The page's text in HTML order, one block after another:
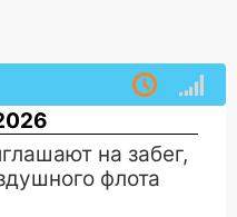
на забег,
флота